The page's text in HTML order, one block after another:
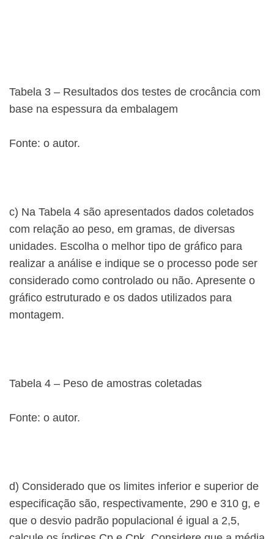
Tabela 3 – Resultados dos testes de crocância com
base na espessura da embalagem
Fonte: o autor.
c) Na Tabela 4 são apresentados dados coletados
com relação ao peso, em gramas, de diversas
unidades. Escolha o melhor tipo de gráfico para
realizar a análise e indique se o processo pode ser
considerado como controlado ou não. Apresente o
gráfico estruturado e os dados utilizados para
montagem.
Tabela 4 – Peso de amostras coletadas
Fonte: o autor.
d) Considerado que os limites inferior e superior de
especificação são, respectivamente, 290 e 310 g, e
que o desvio padrão populacional é igual a 2,5,